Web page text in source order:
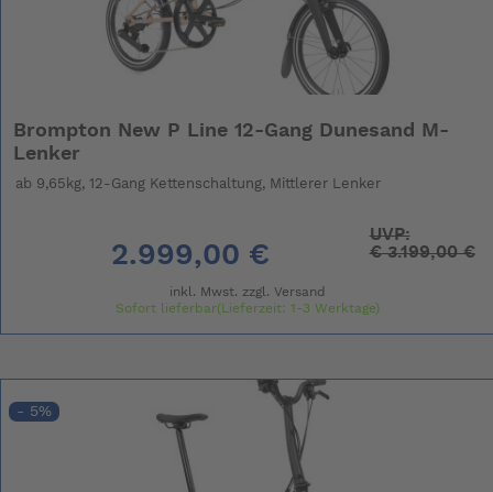
Brompton New P Line 12-Gang Dunesand M-
Lenker
ab 9,65kg, 12-Gang Kettenschaltung, Mittlerer Lenker
2.999,00 €
UVP:
€3.199,00 €
inkl. Mwst. zzgl. Versand
Sofort lieferbar(Lieferzeit: 1-3 Werktage)
- 5%